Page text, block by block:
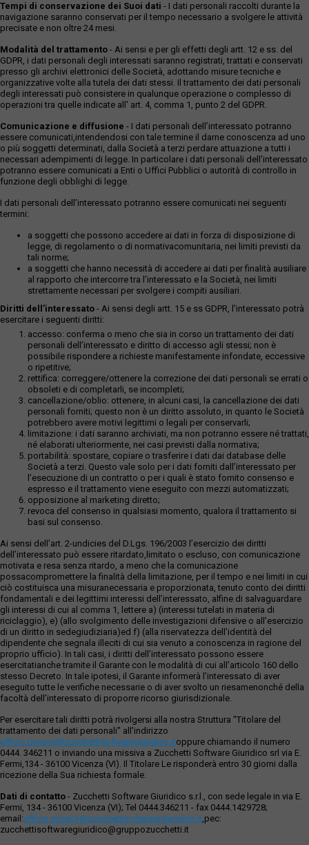
Tempi di conservazione dei Suoi dati - I dati personali raccolti durante la
navigazione saranno conservati per il tempo necessario a svolgere le attività
precisate e non oltre 24 mesi.
Modalità del trattamento - Ai sensi e per gli effetti degli artt. 12 e ss. del
GDPR, i dati personali degli interessati saranno registrati, trattati e conservati
presso gli archivi elettronici delle Società, adottando misure tecniche e
organizzative volte alla tutela dei dati stessi. Il trattamento dei dati personali
degli interessati può consistere in qualunque operazione o complesso di
operazioni tra quelle indicate all' art. 4, comma 1, punto 2 del GDPR.
Comunicazione e diffusione - I dati personali dell’interessato potranno
essere comunicati,intendendosi con tale termine il darne conoscenza ad uno
o più soggetti determinati, dalla Società a terzi perdare attuazione a tutti i
necessari adempimenti di legge. In particolare i dati personali dell’interessato
potranno essere comunicati a Enti o Uffici Pubblici o autorità di controllo in
funzione degli obblighi di legge.
I dati personali dell’interessato potranno essere comunicati nei seguenti
termini:
a soggetti che possono accedere ai dati in forza di disposizione di
legge, di regolamento o di normativacomunitaria, nei limiti previsti da
tali norme;
a soggetti che hanno necessità di accedere ai dati per finalità ausiliare
al rapporto che intercorre tra l’interessato e la Società, nei limiti
strettamente necessari per svolgere i compiti ausiliari.
Diritti dell’interessato - Ai sensi degli artt. 15 e ss GDPR, l’interessato potrà
esercitare i seguenti diritti:
accesso: conferma o meno che sia in corso un trattamento dei dati
personali dell’interessato e diritto di accesso agli stessi; non è
possibile rispondere a richieste manifestamente infondate, eccessive
o ripetitive;
rettifica: correggere/ottenere la correzione dei dati personali se errati o
obsoleti e di completarli, se incompleti;
cancellazione/oblio: ottenere, in alcuni casi, la cancellazione dei dati
personali forniti; questo non è un diritto assoluto, in quanto le Società
potrebbero avere motivi legittimi o legali per conservarli;
limitazione: i dati saranno archiviati, ma non potranno essere né trattati,
né elaborati ulteriormente, nei casi previsti dalla normativa;
portabilità: spostare, copiare o trasferire i dati dai database delle
Società a terzi. Questo vale solo per i dati forniti dall’interessato per
l’esecuzione di un contratto o per i quali è stato fornito consenso e
espresso e il trattamento viene eseguito con mezzi automatizzati;
opposizione al marketing diretto;
revoca del consenso in qualsiasi momento, qualora il trattamento si
basi sul consenso.
Ai sensi dell’art. 2-undicies del D.Lgs. 196/2003 l’esercizio dei diritti
dell’interessato può essere ritardato,limitato o escluso, con comunicazione
motivata e resa senza ritardo, a meno che la comunicazione
possacompromettere la finalità della limitazione, per il tempo e nei limiti in cui
ciò costituisca una misuranecessaria e proporzionata, tenuto conto dei diritti
fondamentali e dei legittimi interessi dell’interessato, alfine di salvaguardare
gli interessi di cui al comma 1, lettere a) (interessi tutelati in materia di
riciclaggio), e) (allo svolgimento delle investigazioni difensive o all’esercizio
di un diritto in sedegiudiziaria)ed f) (alla riservatezza dell’identità del
dipendente che segnala illeciti di cui sia venuto a conoscenza in ragione del
proprio ufficio). In tali casi, i diritti dell’interessato possono essere
esercitatianche tramite il Garante con le modalità di cui all’articolo 160 dello
stesso Decreto. In tale ipotesi, il Garante informerà l’interessato di aver
eseguito tutte le verifiche necessarie o di aver svolto un riesamenonché della
facoltà dell’interessato di proporre ricorso giurisdizionale.
Per esercitare tali diritti potrà rivolgersi alla nostra Struttura "Titolare del
trattamento dei dati personali" all'indirizzo
ufficio.privacy@zucchettisofwaregiuridico.itoppure chiamando il numero
0444. 346211 o inviando una missiva a Zucchetti Software Giuridico srl via E.
Fermi,134 - 36100 Vicenza (VI). Il Titolare Le risponderà entro 30 giorni dalla
ricezione della Sua richiesta formale.
Dati di contatto - Zucchetti Software Giuridico s.r.l., con sede legale in via E.
Fermi, 134 - 36100 Vicenza (VI); Tel 0444.346211 - fax 0444.1429728;
email:ufficio.privacy@zucchettisoftwaregiuridico.it,pec:
zucchettisoftwaregiuridico@gruppozucchetti.it